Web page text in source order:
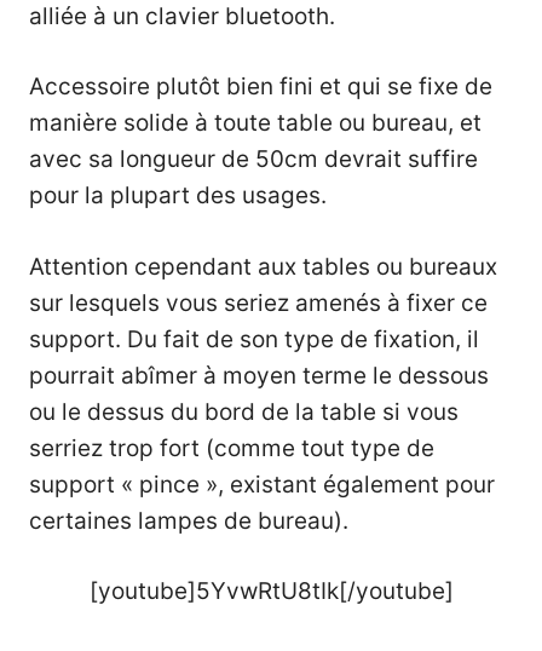
alliée à un clavier bluetooth.
Accessoire plutôt bien fini et qui se fixe de
manière solide à toute table ou bureau, et
avec sa longueur de 50cm devrait suffire
pour la plupart des usages.
Attention cependant aux tables ou bureaux
sur lesquels vous seriez amenés à fixer ce
support. Du fait de son type de fixation, il
pourrait abîmer à moyen terme le dessous
ou le dessus du bord de la table si vous
serriez trop fort (comme tout type de
support « pince », existant également pour
certaines lampes de bureau).
[youtube]5YvwRtU8tIk[/youtube]